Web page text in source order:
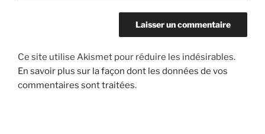
Ce site utilise Akismet pour réduire les indésirables.
En savoir plus sur la façon dont les données de vos
commentaires sont traitées.